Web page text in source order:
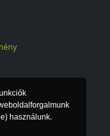
használunk.